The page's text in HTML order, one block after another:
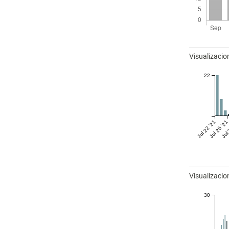
Jul 22 '21Jul 25 '21
22
30